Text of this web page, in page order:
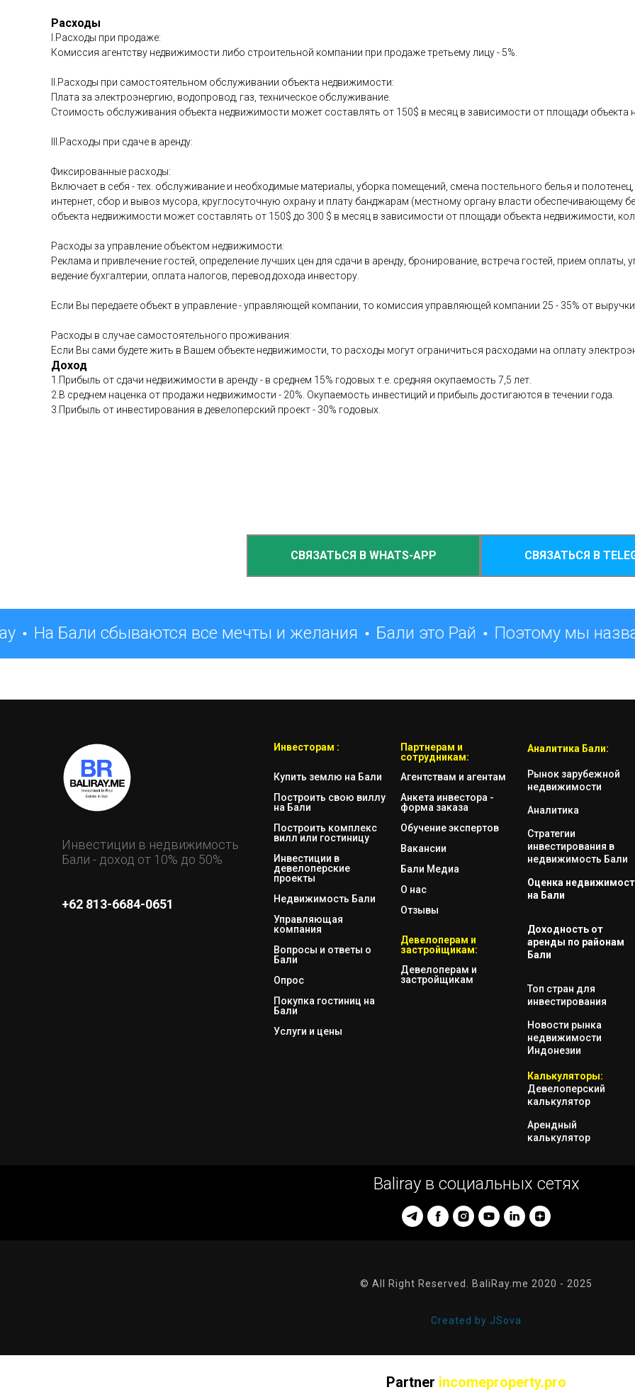
Расходы
I.Расходы при продаже:
Комиссия агентству недвижимости либо строительной компании при продаже третьему лицу - 5%.
II.Расходы при самостоятельном обслуживании объекта недвижимости:
Плата за электроэнергию, водопровод, газ, техническое обслуживание.
Стоимость обслуживания объекта недвижимости может составлять от 150$ в месяц в зависимости от площади объекта
III.Расходы при сдаче в аренду:
Фиксированные расходы:
Включает в себя - тех. обслуживание и необходимые материалы, уборка помещений, смена постельного белья и
интернет, сбор и вывоз мусора, круглосуточную охрану и плату банджарам (местному органу власти обеспечивающему
объекта недвижимости может составлять от 150$ до 300 $ в месяц в зависимости от площади объекта недвижимости,
Расходы за управление объектом недвижимости:
Реклама и привлечение гостей, определение лучших цен для сдачи в аренду, бронирование, встреча гостей, прием
ведение бухгалтерии, оплата налогов, перевод дохода инвестору.
Если Вы передаете объект в управление - управляющей компании, то комиссия управляющей компании 25 - 35% от
Расходы в случае самостоятельного проживания:
Если Вы сами будете жить в Вашем объекте недвижимости, то расходы могут ограничиться расходами на оплату
Доход
1.Прибыль от сдачи недвижимости в аренду - в среднем 15% годовых т.е. средняя окупаемость 7,5 лет.
2.В среднем наценка от продажи недвижимости - 20%. Окупаемость инвестиций и прибыль достигаются в течении года.
3.Прибыль от инвестирования в девелоперский проект - 30% годовых.
СВЯЗАТЬСЯ В WHATS-APP СВЯЗАТЬСЯ В
На Бали сбываются все мечты и желания Бали это Рай Поэтому мы
Инвестиции в недвижимость
Бали - доход от 10% до 50%
+62 813-6684-0651
Инвесторам :
Купить землю на Бали
Построить свою виллу
на Бали
Построить комплекс
вилл или гостиницу
Инвестиции в
девелоперские
проекты
Недвижимость Бали
Управляющая
компания
Вопросы и ответы о
Бали
Опрос
Покупка гостиниц на
Бали
Услуги и цены
Партнерам и
сотрудникам:
Агентствам и агентам
Анкета инвестора -
форма заказа
Обучение экспертов
Вакансии
Бали Медиа
О нас
Отзывы
Девелоперам и
застройщикам:
Девелоперам и
застройщикам
Аналитика Бали:
Рынок зарубежной
недвижимости
Аналитика
Стратегии
инвестирования в
недвижимость Бали
Оценка
на Бали
Доходность от
аренды по районам
Бали
Топ стран для
инвестирования
Новости рынка
недвижимости
Индонезии
Калькуляторы:
Девелоперский
калькулятор
Арендный
калькулятор
Baliray в социальных сетях
© All Right Reserved. BaliRay.me 2020 - 2025
Created by JSova
Partner incomeproperty.pro